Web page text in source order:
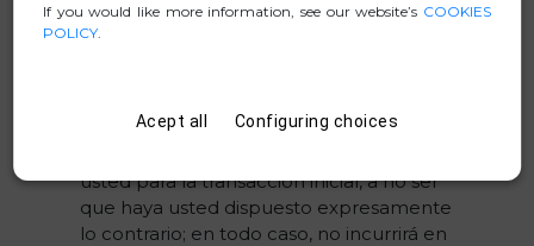
caso, a más tardar 14 días naturales a
efectuar dicho reembolso utilizando el
usted para la transacción inicial, a no ser
que haya usted dispuesto expresamente
lo contrario; en todo caso, no incurrirá en
If you would like more information, see our website’s COOKIES
POLICY
Acept all Configuring choices